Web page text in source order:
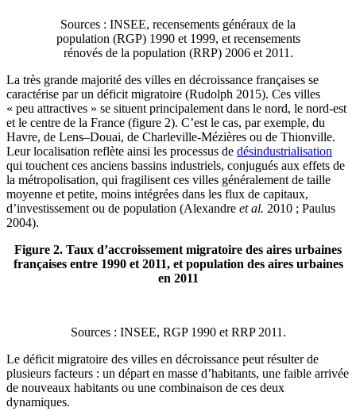
Sources : INSEE, recensements généraux de la
population (RGP) 1990 et 1999, et recensements
rénovés de la population (RRP) 2006 et 2011.
La très grande majorité des villes en décroissance françaises se
caractérise par un déficit migratoire (Rudolph 2015). Ces villes
« peu attractives » se situent principalement dans le nord, le nord-est
et le centre de la France (figure 2). C’est le cas, par exemple, du
Havre, de Lens–Douai, de Charleville-Mézières ou de Thionville.
Leur localisation reflète ainsi les processus de désindustrialisation
qui touchent ces anciens bassins industriels, conjugués aux effets de
la métropolisation, qui fragilisent ces villes généralement de taille
moyenne et petite, moins intégrées dans les flux de capitaux,
d’investissement ou de population (Alexandre et al. 2010 ; Paulus
2004).
Figure 2. Taux d’accroissement migratoire des aires urbaines
françaises entre 1990 et 2011, et population des aires urbaines
en 2011
Sources : INSEE, RGP 1990 et RRP 2011.
Le déficit migratoire des villes en décroissance peut résulter de
plusieurs facteurs : un départ en masse d’habitants, une faible arrivée
de nouveaux habitants ou une combinaison de ces deux
dynamiques.